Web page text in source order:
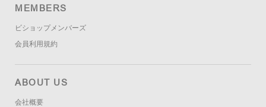
MEMBERS
ビショップメンバーズ
会員利用規約
ABOUT US
会社概要